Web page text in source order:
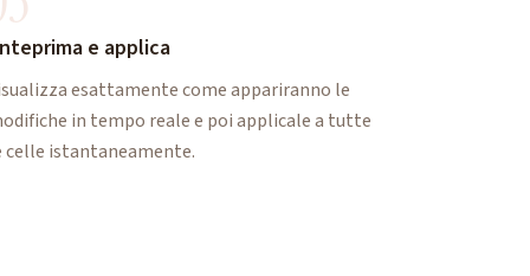
e applica
esattamente come appariranno le
in tempo reale e poi applicale a tutte
celle istantaneamente.